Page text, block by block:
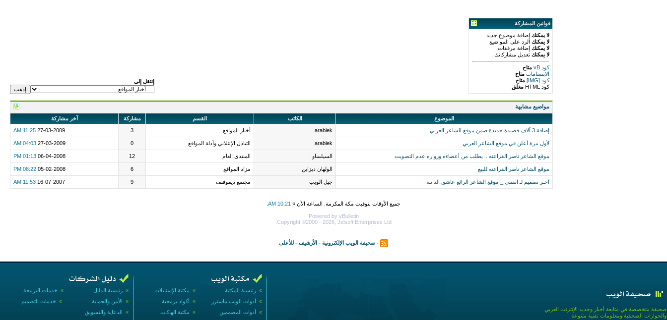
قوانين المشاركة
لا يمكنك إضافة موضوع جديد
لا يمكنك الرد على المواضيع
لا يمكنك إضافة مرفقات
لا يمكنك تعديل مشاركاتك
كود vB
متاح
الابتسامات متاح
كود [IMG]
متاح
كود HTML
مغلق
إنتقل إلى
مواضيع مشابهة
الموضوع
الكاتب القسم مشاركة
آخر مشاركة
إضافة 3 آلاف قصيدة جديدة ضمن موقع الشاعر العربي
arablek أخبار المواقع 3
27-03-2009
11:25 AM
لأول مرة أعلن في موقع الشاعر العربي arablek التبادل الإعلاني وأدلة المواقع 0
27-03-2009
04:03 AM
موقع الشاعر ناصر الفراعنه .. يطلب من أعضاءه وزواره عدم التصويت السيلساو المنتدى العام 12
06-04-2008
01:13 PM
موقع الشاعر ناصر الفراعنه للبيع الولهان ديزاين مزاد المواقع 6
05-02-2008
08:22 PM
اخـر تصميم لـ انفنتي _ موقع الشاعر الرائع عاشق الدانـة جيل الويب مجتمع ديموفنف 9
16-07-2007
11:53 AM
جميع الأوقات بتوقيت مكة المكرمة. الساعة الآن » 10:21 AM
Powered by vBulletin
Copyright ©2000 - 2026, Jelsoft Enterprises Ltd.
- صحيفة الويب الإلكترونية - الأرشيف - للأعلى
» خدمات البرمجة » رئيسية الدليل
» خدمات التصميم » الأمن والحماية
» الدعاية والتسويق
» مكتبة الإستايلات » رئيسية المكتبة
» أكواد برمجية » أدوات الويب ماسترز
» مكتبة الهاكات » أدوات المصممين
صحيفة متخصصة في متابعة أخبار وجديد الإنترنت العربي
والحوارات الصحفية ومعلومات تقنية متنوعة .